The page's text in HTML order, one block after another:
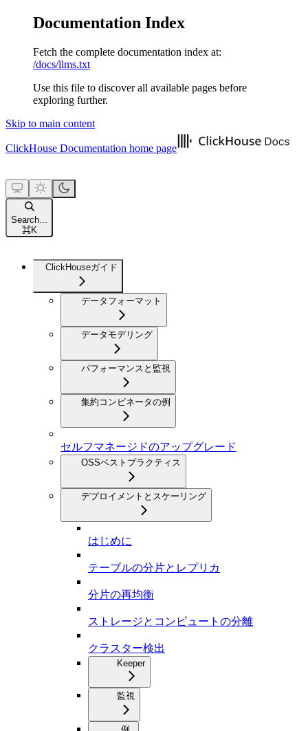
Documentation Index
Fetch the complete documentation index at:
/docs/llms.txt
Use this file to discover all available pages before
exploring further.
Skip to main content
ClickHouse Documentation home page
Search...
⌘K
ClickHouseガイド
データフォーマット
データモデリング
パフォーマンスと監視
集約コンビネータの例
セルフマネージドのアップグレード
OSSベストプラクティス
デプロイメントとスケーリング
はじめに
テーブルの分片とレプリカ
分片の再均衡
ストレージとコンピュートの分離
クラスター検出
Keeper
監視